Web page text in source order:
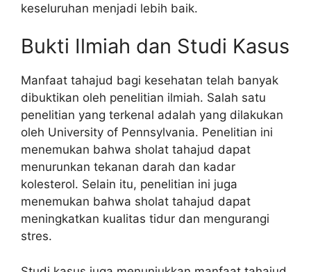
keseluruhan menjadi lebih baik.
Bukti Ilmiah dan Studi Kasus
Manfaat tahajud bagi kesehatan telah banyak
dibuktikan oleh penelitian ilmiah. Salah satu
penelitian yang terkenal adalah yang dilakukan
oleh University of Pennsylvania. Penelitian ini
menemukan bahwa sholat tahajud dapat
menurunkan tekanan darah dan kadar
kolesterol. Selain itu, penelitian ini juga
menemukan bahwa sholat tahajud dapat
meningkatkan kualitas tidur dan mengurangi
stres.